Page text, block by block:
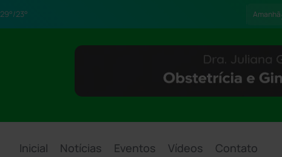
29°/23° Amanhã
Inicial Notícias Eventos Vídeos Contato